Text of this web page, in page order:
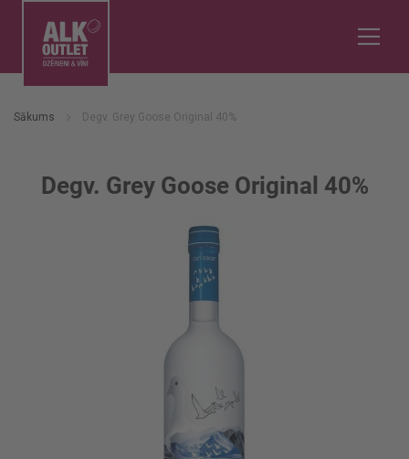
Sākums Degv. Grey Goose Original 40%
Degv. Grey Goose Original 40%